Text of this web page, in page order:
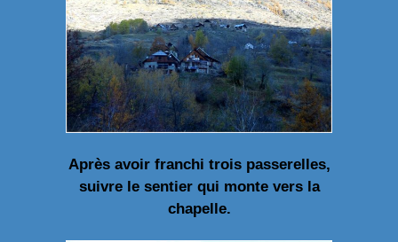
Après avoir franchi trois passerelles,
suivre le sentier qui monte vers la
chapelle.